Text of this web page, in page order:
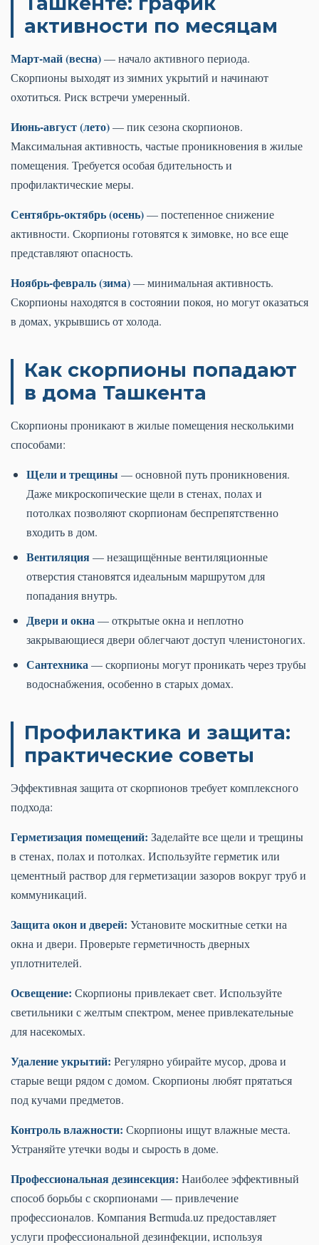
активности по месяцам
Март-май (весна)— начало активного периода.
Скорпионы выходят из зимних укрытий и начинают
охотиться. Риск встречи умеренный.
Июнь-август (лето)— пик сезона скорпионов.
Максимальная активность, частые проникновения в жилые
помещения. Требуется особая бдительность и
профилактические меры.
Сентябрь-октябрь (осень)— постепенное снижение
активности. Скорпионы готовятся к зимовке, но все еще
представляют опасность.
Ноябрь-февраль (зима)— минимальная активность.
Скорпионы находятся в состоянии покоя, но могут оказаться
в домах, укрывшись от холода.
Как скорпионы попадают
в дома Ташкента
Скорпионы проникают в жилые помещения несколькими
способами:
Щели и трещины — основной путь проникновения.
Даже микроскопические щели в стенах, полах и
потолках позволяют скорпионам беспрепятственно
входить в дом.
Вентиляция— незащищённые вентиляционные
отверстия становятся идеальным маршрутом для
попадания внутрь.
Двери и окна— открытые окна и неплотно
закрывающиеся двери облегчают доступ членистоногих.
Сантехника— скорпионы могут проникать через трубы
водоснабжения, особенно в старых домах.
Профилактика и защита:
практические советы
Эффективная защита от скорпионов требует комплексного
подхода:
Герметизация помещений: Заделайте все щели и трещины
в стенах, полах и потолках. Используйте герметик или
цементный раствор для герметизации зазоров вокруг труб и
коммуникаций.
Защита окон и дверей: Установите москитные сетки на
окна и двери. Проверьте герметичность дверных
уплотнителей.
Освещение: Скорпионы привлекает свет. Используйте
светильники с желтым спектром, менее привлекательные
для насекомых.
Удаление укрытий: Регулярно убирайте мусор, дрова и
старые вещи рядом с домом. Скорпионы любят прятаться
под кучами предметов.
Контроль влажности: Скорпионы ищут влажные места.
Устраняйте утечки воды и сырость в доме.
Профессиональная дезинсекция: Наиболее эффективный
способ борьбы с скорпионами — привлечение
профессионалов. Компания Bermuda.uz предоставляет
услуги профессиональной дезинфекции, используя